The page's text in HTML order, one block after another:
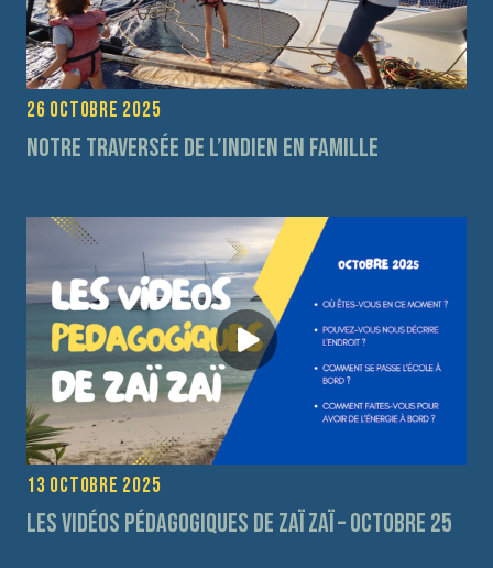
26 octobre 2025
Notre traversée de l’Indien en Famille
13 octobre 2025
Les vidéos pédagogiques de Zaï Zaï – Octobre 25